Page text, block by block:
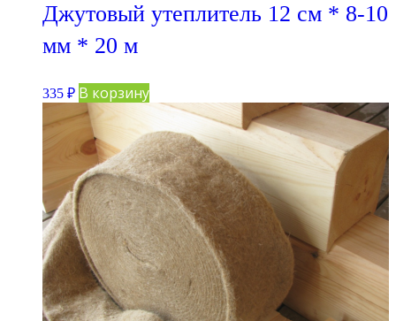
Джутовый утеплитель 12 см * 8-10
мм * 20 м
335 ₽ В корзину